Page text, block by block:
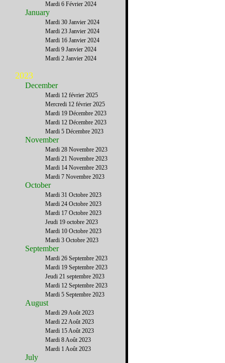
Mardi 6 Février 2024
January
Mardi 30 Janvier 2024
Mardi 23 Janvier 2024
Mardi 16 Janvier 2024
Mardi 9 Janvier 2024
Mardi 2 Janvier 2024
2023
December
Mardi 12 février 2025
Mercredi 12 février 2025
Mardi 19 Décembre 2023
Mardi 12 Décembre 2023
Mardi 5 Décembre 2023
November
Mardi 28 Novembre 2023
Mardi 21 Novembre 2023
Mardi 14 Novembre 2023
Mardi 7 Novembre 2023
October
Mardi 31 Octobre 2023
Mardi 24 Octobre 2023
Mardi 17 Octobre 2023
Jeudi 19 octobre 2023
Mardi 10 Octobre 2023
Mardi 3 Octobre 2023
September
Mardi 26 Septembre 2023
Mardi 19 Septembre 2023
Jeudi 21 septembre 2023
Mardi 12 Septembre 2023
Mardi 5 Septembre 2023
August
Mardi 29 Août 2023
Mardi 22 Août 2023
Mardi 15 Août 2023
Mardi 8 Août 2023
Mardi 1 Août 2023
July